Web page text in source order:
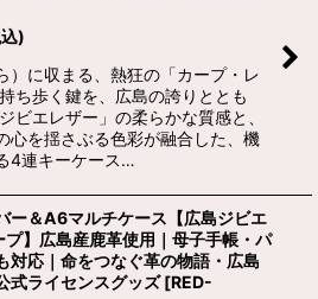
)
）に収まる、熱狂の「カープ・レ
ち歩く鍵を、広島の誇りととも
ビエレザー」の柔らかな質感と、
心を揺さぶる色彩が融合した、機
4連キーケース…
ー＆A6マルチケース【広島ジビエ
プ】広島産鹿革使用｜母子手帳・パ
対応｜命をつなぐ革の物語・広島
式ライセンスグッズ [RED-